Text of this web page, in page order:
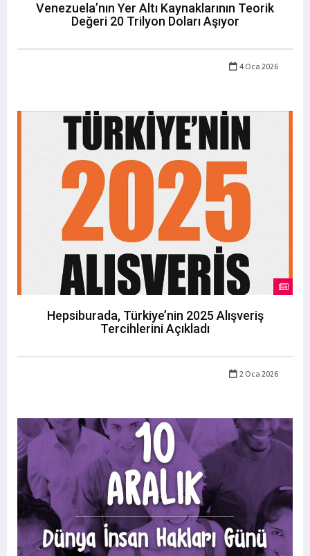
Venezuela’nın Yer Altı Kaynaklarının Teorik
Değeri 20 Trilyon Doları Aşıyor
4 Oca 2026
Hepsiburada, Türkiye’nin 2025 Alışveriş
Tercihlerini Açıkladı
2 Oca 2026